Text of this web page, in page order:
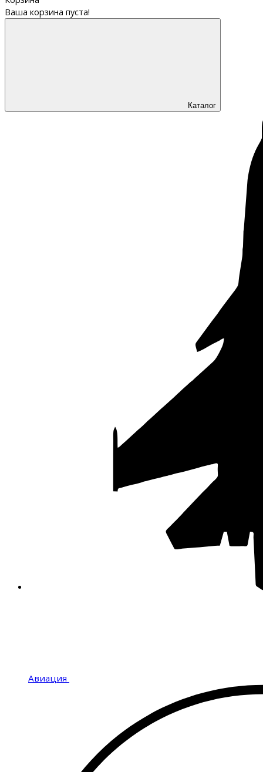
Ваша корзина пуста!
Каталог
Авиация